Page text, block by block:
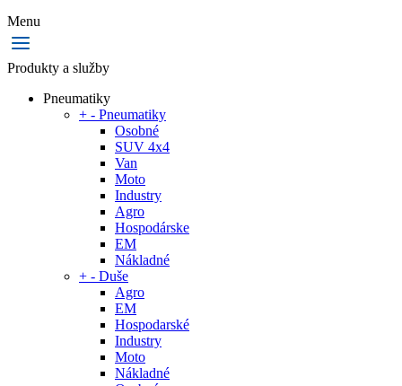
Menu
Produkty a služby
Pneumatiky
+ - Pneumatiky
Osobné
SUV 4x4
Van
Moto
Industry
Agro
Hospodárske
EM
Nákladné
+ - Duše
Agro
EM
Hospodarské
Industry
Moto
Nákladné